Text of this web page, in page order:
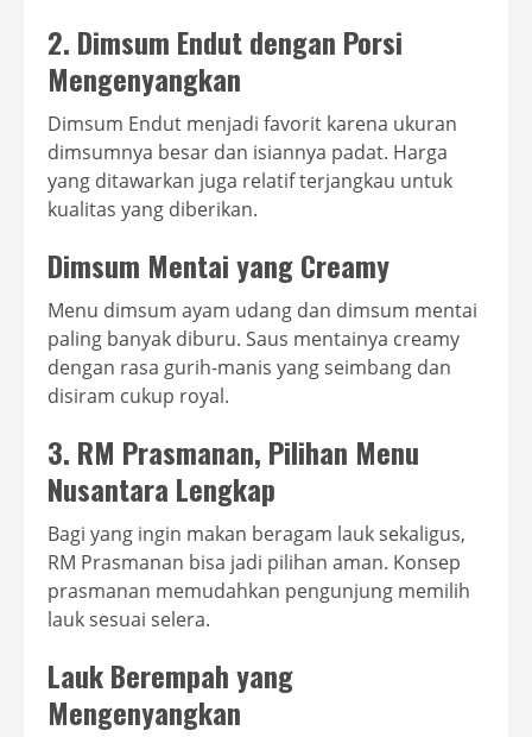
2. Dimsum Endut dengan Porsi
Mengenyangkan
Dimsum Endut menjadi favorit karena ukuran
dimsumnya besar dan isiannya padat. Harga
yang ditawarkan juga relatif terjangkau untuk
kualitas yang diberikan.
Dimsum Mentai yang Creamy
Menu dimsum ayam udang dan dimsum mentai
paling banyak diburu. Saus mentainya creamy
dengan rasa gurih-manis yang seimbang dan
disiram cukup royal.
3. RM Prasmanan, Pilihan Menu
Nusantara Lengkap
Bagi yang ingin makan beragam lauk sekaligus,
RM Prasmanan bisa jadi pilihan aman. Konsep
prasmanan memudahkan pengunjung memilih
lauk sesuai selera.
Lauk Berempah yang
Mengenyangkan